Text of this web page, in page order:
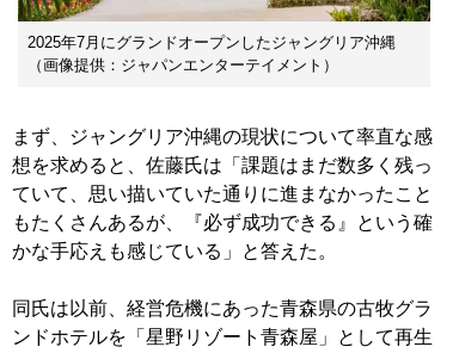
2025年7月にグランドオープンしたジャングリア沖縄
（画像提供：ジャパンエンターテイメント）
まず、ジャングリア沖縄の現状について率直な感
想を求めると、佐藤氏は「課題はまだ数多く残っ
ていて、思い描いていた通りに進まなかったこと
もたくさんあるが、『必ず成功できる』という確
かな手応えも感じている」と答えた。
同氏は以前、経営危機にあった青森県の古牧グラ
ンドホテルを「星野リゾート青森屋」として再生